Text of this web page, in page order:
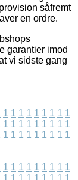
såfremt
en ordre.
garantier imod
vi sidste gang
1 1 1 1 1 1 1 1 1
1 1 1 1 1 1 1 1 1
1 1 1 1 1 1 1 1 1
1 1 1 1 1 1 1 1 1